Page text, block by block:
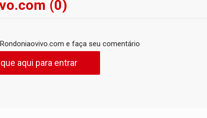
(0)
e faça seu comentário
aqui para entrar